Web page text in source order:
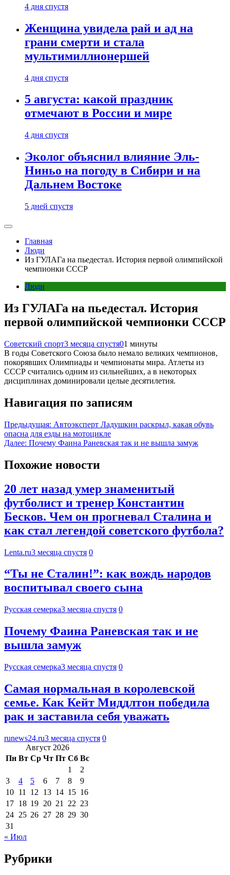
4 дня спустя
Женщина увидела рай и ад на
грани смерти и стала
мультимиллионершей
4 дня спустя
5 августа: какой праздник
отмечают в России и мире
4 дня спустя
Эколог объяснил влияние Эль-
Ниньо на погоду в Сибири и на
Дальнем Востоке
5 дней спустя
Главная
Люди
Из ГУЛАГа на пьедестал. История первой олимпийской
чемпионки СССР
Люди
Из ГУЛАГа на пьедестал. История
первой олимпийской чемпионки СССР
Советский спорт3 месяца спустя01 минуты
В годы Советского Союза было немало великих чемпионов,
покорявших Олимпиады и чемпионаты мира. Атлеты из
СССР считались одним из сильнейших, а в некоторых
дисциплинах доминировали целые десятилетия.
Навигация по записям
Предыдущая: Автоэксперт Ладушкин раскрыл, какая обувь
опасна для езды на мотоцикле
Далее: Почему Фаина Раневская так и не вышла замуж
Похожие новости
20 лет назад умер знаменитый
футболист и тренер Константин
Бесков. Чем он прогневал Сталина и
как стал легендой советского футбола?
Lenta.ru3 месяца спустя 0
“Ты не Сталин!”: как вождь народов
воспитывал своего сына
Русская семерка3 месяца спустя 0
Почему Фаина Раневская так и не
вышла замуж
Русская семерка3 месяца спустя 0
Самая нормальная в королевской
семье. Как Кейт Миддлтон победила
рак и заставила себя уважать
runews24.ru3 месяца спустя 0
Август 2026
Пн Вт Ср Чт Пт Сб Вс
1
2
3
4 5 6 7 8
9
10 11 12 13 14 15 16
17 18 19 20 21 22 23
24 25 26 27 28 29 30
31
« Июл
Рубрики